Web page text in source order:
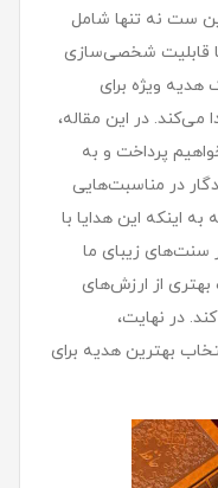
ست نه تنها شامل
با قابلیت شخصی‌سازی
هدیه ویژه برای
می‌کند. در این مقاله،
پرداخت و به
در مناسبت‌هایی
اینکه این هدایا با
سنت‌های زیبای ما
از ارزش‌های
در نهایت،
بهترین هدیه برای